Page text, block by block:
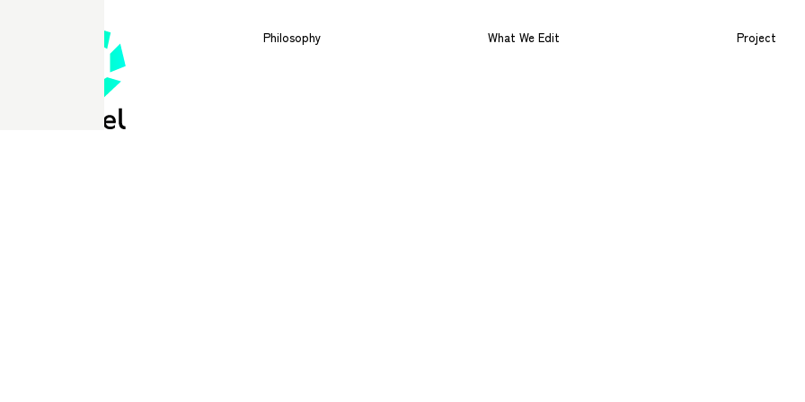
Philosophy What We Edit Project